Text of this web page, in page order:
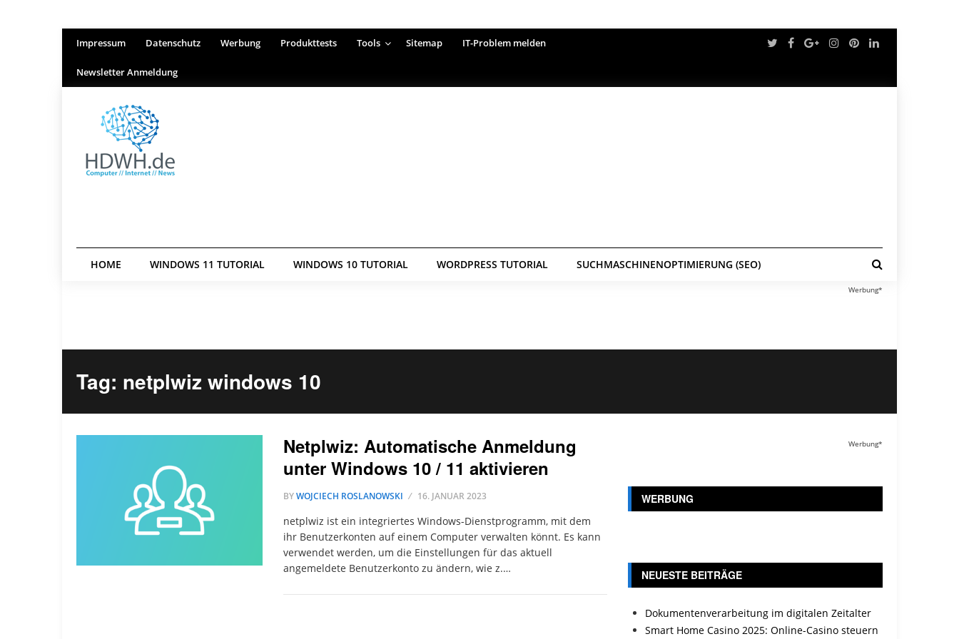
Impressum Datenschutz Werbung Produkttests Tools Sitemap IT-Problem melden
Newsletter Anmeldung
HOME WINDOWS 11 TUTORIAL WINDOWS 10 TUTORIAL WORDPRESS TUTORIAL SUCHMASCHINENOPTIMIERUNG (SEO)
Werbung*
Tag: netplwiz windows 10
Netplwiz: Automatische Anmeldung
unter Windows 10 / 11 aktivieren
BYWOJCIECH ROSLANOWSKI 16. JANUAR 2023
netplwiz ist ein integriertes Windows-Dienstprogramm, mit dem
ihr Benutzerkonten auf einem Computer verwalten könnt. Es kann
verwendet werden, um die Einstellungen für das aktuell
angemeldete Benutzerkonto zu ändern, wie z.…
Werbung*
WERBUNG
NEUESTE BEITRÄGE
Dokumentenverarbeitung im digitalen Zeitalter
Smart Home Casino 2025: Online-Casino steuern